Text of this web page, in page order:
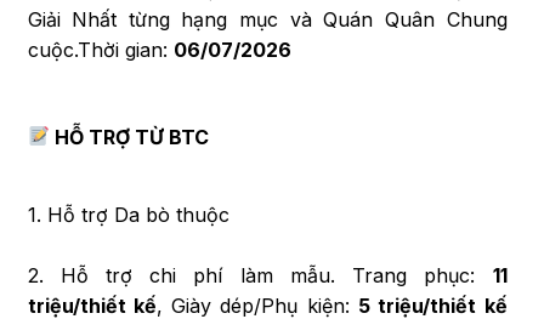
Giải Nhất từng hạng mục và Quán Quân Chung
cuộc.Thời gian: 06/07/2026
HỖ TRỢ TỪ BTC
1. Hỗ trợ Da bò thuộc
2. Hỗ trợ chi phí làm mẫu. Trang phục: 11
triệu/thiết kế, Giày dép/Phụ kiện: 5 triệu/thiết kế